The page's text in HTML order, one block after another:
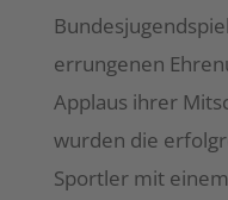
errungenen
Applaus ihrer
wurden die
Sportler mit